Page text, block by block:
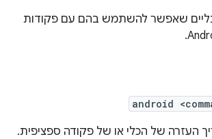
שאפשר להשתמש בהם עם פקודות
android
העזרה של הכלי או של פקודה ספציפית.